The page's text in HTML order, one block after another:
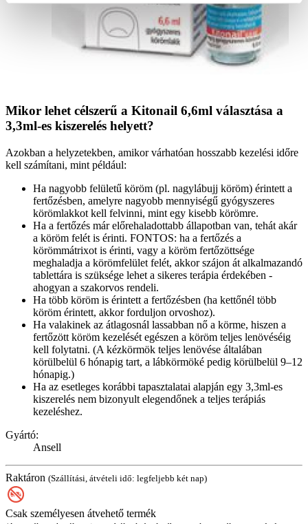
Mikor lehet célszerű a Kitonail 6,6ml választása a
3,3ml-es kiszerelés helyett?
Azokban a helyzetekben, amikor várhatóan hosszabb kezelési időre
kell számítani, mint például:
Ha nagyobb felületű köröm (pl. nagylábujj köröm) érintett a
fertőzésben, amelyre nagyobb mennyiségű gyógyszeres
körömlakkot kell felvinni, mint egy kisebb körömre.
Ha a fertőzés már előrehaladottabb állapotban van, tehát akár
a köröm felét is érinti. FONTOS: ha a fertőzés a
körömmátrixot is érinti, vagy a köröm fertőzöttsége
meghaladja a körömfelület felét, akkor szájon át alkalmazandó
tablettára is szüksége lehet a sikeres terápia érdekében -
ahogyan a szakorvos rendeli.
Ha több köröm is érintett a fertőzésben (ha kettőnél több
köröm érintett, akkor forduljon orvoshoz).
Ha valakinek az átlagosnál lassabban nő a körme, hiszen a
fertőzött köröm kezelését egészen a köröm teljes lenövéséig
kell folytatni. (A kézkörmök teljes lenövése általában
körülbelül 6 hónapig tart, a lábkörmöké pedig körülbelül 9–12
hónapig.)
Ha az esetleges korábbi tapasztalatai alapján egy 3,3ml-es
kiszerelés nem bizonyult elegendőnek a teljes terápiás
kezeléshez.
Gyártó:
Ansell
Raktáron (Szállítási, átvételi idő: legfeljebb két nap)
Csak személyesen átvehető termék